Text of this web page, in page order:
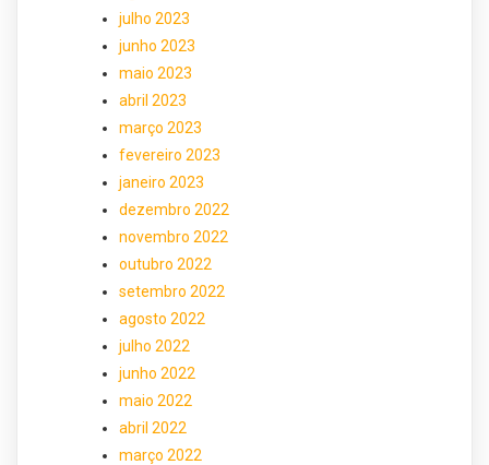
julho 2023
junho 2023
maio 2023
abril 2023
março 2023
fevereiro 2023
janeiro 2023
dezembro 2022
novembro 2022
outubro 2022
setembro 2022
agosto 2022
julho 2022
junho 2022
maio 2022
abril 2022
março 2022